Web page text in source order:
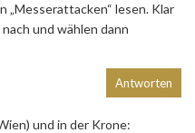
„Messerattacken“ lesen. Klar
und wählen dann
und in der Krone:
Antworten